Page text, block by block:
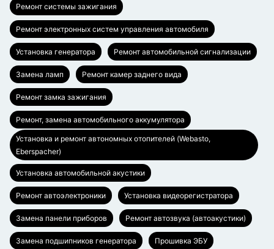
Ремонт системы зажигания
Ремонт электронных систем управления автомобиля
Установка генератора Ремонт автомобильной сигнализации
Замена ламп Ремонт камер заднего вида
Ремонт замка зажигания
Ремонт, замена автомобильного аккумулятора
Установка и ремонт автономных отопителей (Webasto,
Eberspacher)
Установка автомобильной акустики
Ремонт автоэлектроники Установка видеорегистратора
Замена панели приборов Ремонт автозвука (автоакустики)
Замена подшипников генератора Прошивка ЭБУ